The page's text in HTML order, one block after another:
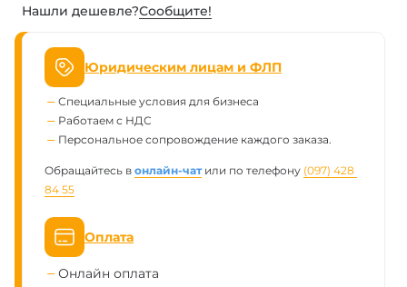
Нашли дешевле?Сообщите!
Юридическим лицам и ФЛП
Специальные условия для бизнеса
Работаем с НДС
Персональное сопровождение каждого заказа.
Обращайтесь в онлайн-чатили по телефону (097) 428
84 55
Оплата
Онлайн оплата